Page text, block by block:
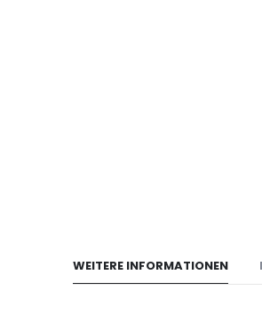
WEITERE INFORMATIONEN